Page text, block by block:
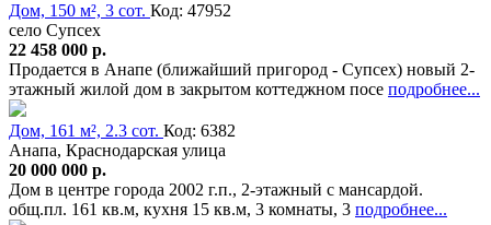
Дом, 150 м², 3 сот. Код: 47952
село Супсех
22 458 000 р.
Продается в Анапе (ближайший пригород - Супсех) новый 2-
этажный жилой дом в закрытом коттеджном посе подробнее...
Дом, 161 м², 2.3 сот. Код: 6382
Анапа, Краснодарская улица
20 000 000 р.
Дом в центре города 2002 г.п., 2-этажный с мансардой.
общ.пл. 161 кв.м, кухня 15 кв.м, 3 комнаты, 3 подробнее...